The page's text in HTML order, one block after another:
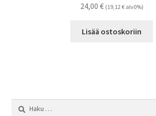
24,00 € (19,12 €alv0%)
Lisää ostoskoriin
Haku: